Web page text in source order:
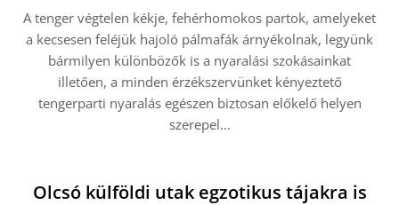
A tenger végtelen kékje, fehérhomokos partok, amelyeket
a kecsesen feléjük hajoló pálmafák árnyékolnak, legyünk
bármilyen különbözők is a nyaralási szokásainkat
illetően, a minden érzékszervünket kényeztető
tengerparti nyaralás egészen biztosan előkelő helyen
szerepel…
Olcsó külföldi utak egzotikus tájakra is